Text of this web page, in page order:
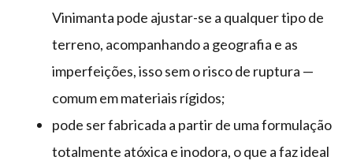
Vinimanta pode ajustar-se a qualquer tipo de
terreno, acompanhando a geografia e as
imperfeições, isso sem o risco de ruptura —
comum em materiais rígidos;
pode ser fabricada a partir de uma formulação
totalmente atóxica e inodora, o que a faz ideal